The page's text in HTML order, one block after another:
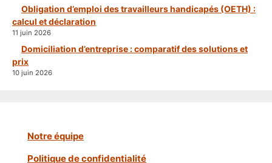
Obligation d’emploi des travailleurs handicapés (OETH) :
calcul et déclaration
11 juin 2026
Domiciliation d’entreprise : comparatif des solutions et
prix
10 juin 2026
Notre équipe
Politique de confidentialité